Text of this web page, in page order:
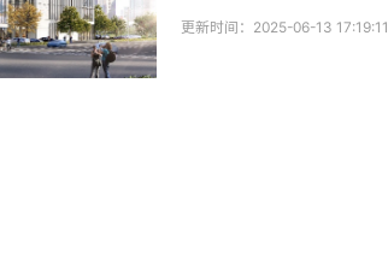
更新时间：2025-06-13 17:19:11